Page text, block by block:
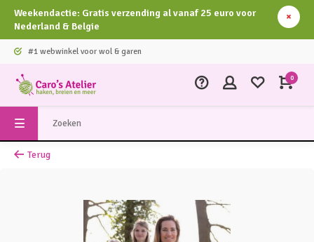
Weekendactie: Gratis verzending al vanaf 25 euro voor
Nederland & Belgie
#1 webwinkel voor wol & garen
0
Terug